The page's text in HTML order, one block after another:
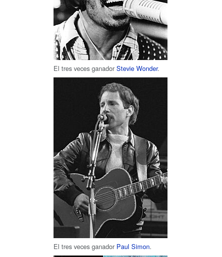
El tres veces ganador Stevie Wonder.
El tres veces ganador Paul Simon.